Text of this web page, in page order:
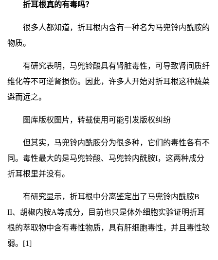
折耳根真的有毒吗？
很多人都知道，折耳根内含有一种名为马兜铃内酰胺的
物质。
有研究表明，马兜铃酸具有肾脏毒性，可导致肾间质纤
维化等不可逆肾损伤。因此，许多人开始对折耳根这种蔬菜
避而远之。
图库版权图片，转载使用可能引发版权纠纷
但其实，马兜铃内酰胺分为很多种，它们的毒性各有不
同。毒性最大的是马兜铃酸、马兜铃内酰胺I，这两种成分
折耳根里并没有。
有研究显示，折耳根中分离鉴定出了马兜铃内酰胺B
II、胡椒内胺A等成分，目前也只是体外细胞实验证明折耳
根的萃取物中含有毒性物质，具有肝细胞毒性，并且毒性较
弱。[1]